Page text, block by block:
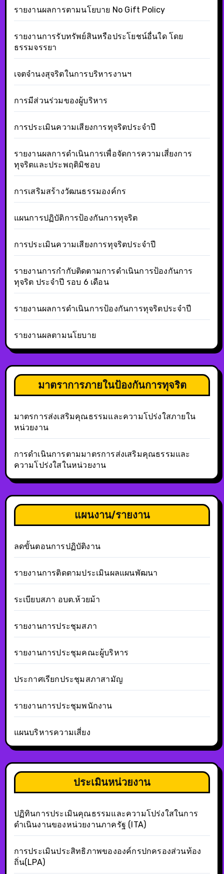
รายงานผลการตามนโยบาย No Gift Policy
รายงานการรับทรัพย์สินหรือประโยชน์อื่นใด โดย
ธรรมจรรยา
เจตจำนงสุจริตในการบริหารงานฯ
การมีส่วนร่วมของผู้บริหาร
การประเมินความเสียงการทุจริตประจำปี
รายงานผลการดำเนินการเพื่อจัดการความเสี่ยงการ
ทุจริตและประพฤติมิชอบ
การเสริมสร้างวัฒนธรรมองค์กร
แผนการปฏิบัติการป้องกันการทุจริต
การประเมินความเสียงการทุจริตประจำปี
รายงานการกำกับติดตามการดำเนินการป้องกันการ
ทุจริต ประจำปี รอบ 6 เดือน
รายงานผลการดำเนินการป้องกันการทุจริตประจำปี
รายงานผลตามนโยบาย
มาตราการภายในป้องกันการทุจริต
มาตรการส่งเสริมคุณธรรมและความโปร่งใสภายใน
หน่วยงาน
การดำเนินการตามมาตรการส่งเสริมคุณธรรมและ
ความโปร่งใสในหน่วยงาน
แผนงาน/รายงาน
ลดขั้นตอนการปฏิบัติงาน
รายงานการติดตามประเมินผลแผนพัฒนา
ระเบียบสภา อบต.ห้วยม้า
รายงานการประชุมสภา
รายงานการประชุมคณะผู้บริหาร
ประกาศเรียกประชุมสภาสามัญ
รายงานการประชุมพนักงาน
แผนบริหารความเสี่ยง
ประเมินหน่วยงาน
ปฏิทินการประเมินคุณธรรมและความโปร่งใสในการ
ดำเนินงานของหน่วยงานภาครัฐ (ITA)
การประเมินประสิทธิภาพขององค์กรปกครองส่วนท้อง
ถิ่น(LPA)